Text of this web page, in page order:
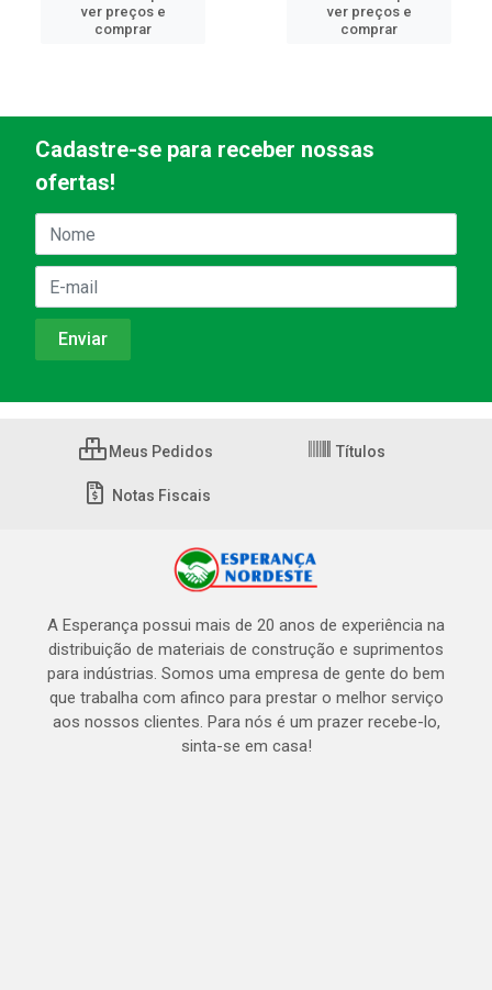
ver preços e
comprar
ver preços e
comprar
Cadastre-se para receber nossas
ofertas!
Meus Pedidos Títulos
Notas Fiscais
A Esperança possui mais de 20 anos de experiência na
distribuição de materiais de construção e suprimentos
para indústrias. Somos uma empresa de gente do bem
que trabalha com afinco para prestar o melhor serviço
aos nossos clientes. Para nós é um prazer recebe-lo,
sinta-se em casa!